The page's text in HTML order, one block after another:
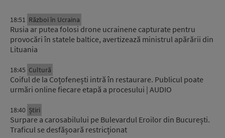
18:51 Război în Ucraina
Rusia ar putea folosi drone ucrainene capturate pentru
provocări în statele baltice, avertizează ministrul apărării din
Lituania
18:45 Cultură
Coiful de la Coțofenești intră în restaurare. Publicul poate
urmări online fiecare etapă a procesului | AUDIO
18:40 Știri
Surpare a carosabilului pe Bulevardul Eroilor din București.
Traficul se desfășoară restricționat